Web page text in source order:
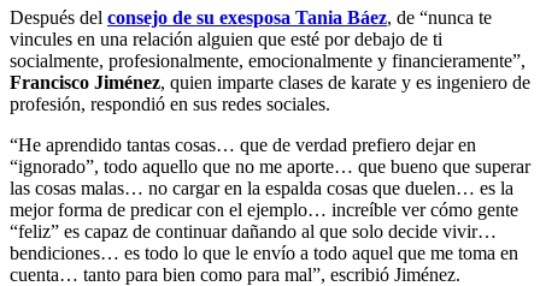
Compartir
Después del consejo de su exesposa Tania Báez, de “nunca te
vincules en una relación alguien que esté por debajo de ti
socialmente, profesionalmente, emocionalmente y financieramente”,
Francisco Jiménez, quien imparte clases de karate y es ingeniero de
profesión, respondió en sus redes sociales.
“He aprendido tantas cosas… que de verdad prefiero dejar en
“ignorado”, todo aquello que no me aporte… que bueno que superar
las cosas malas… no cargar en la espalda cosas que duelen… es la
mejor forma de predicar con el ejemplo… increíble ver cómo gente
“feliz” es capaz de continuar dañando al que solo decide vivir…
bendiciones… es todo lo que le envío a todo aquel que me toma en
cuenta… tanto para bien como para mal”, escribió Jiménez.